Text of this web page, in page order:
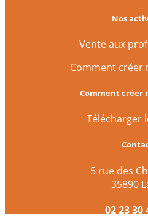
Nos
Vente aux
Comment créer
Comment créer
Télécharger
5 rue des
35890
02 23 30